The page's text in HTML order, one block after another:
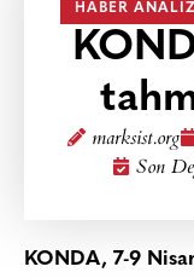
HABER ANALIZ
marksist.org
Son
KONDA, 7-9